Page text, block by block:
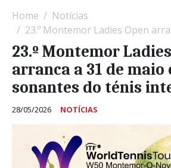
Home
Notícias
23.º Montemor Ladies Open arranca a 31 de maio com
23.º Montemor
arranca a 31 de maio
sonantes do ténis
28/05/2026 NOTÍCIAS